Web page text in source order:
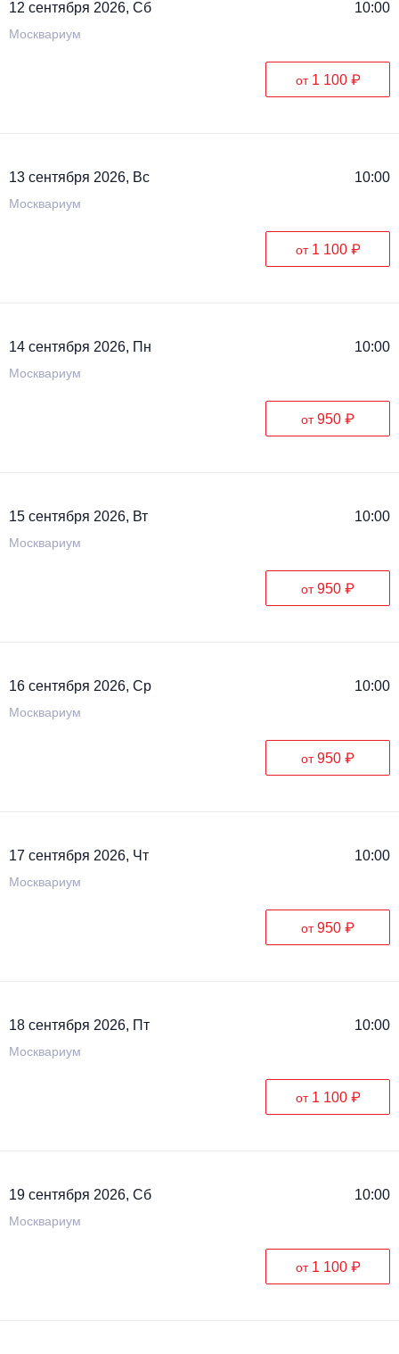
12 сентября 2026, Сб 10:00
Москвариум
от 1 100 ₽
13 сентября 2026, Вс 10:00
Москвариум
от 1 100 ₽
14 сентября 2026, Пн 10:00
Москвариум
от950 ₽
15 сентября 2026, Вт 10:00
Москвариум
от950 ₽
16 сентября 2026, Ср 10:00
Москвариум
от950 ₽
17 сентября 2026, Чт 10:00
Москвариум
от950 ₽
18 сентября 2026, Пт 10:00
Москвариум
от 1 100 ₽
19 сентября 2026, Сб 10:00
Москвариум
от 1 100 ₽